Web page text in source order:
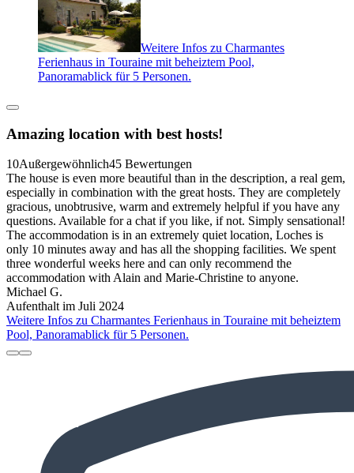
Weitere Infos zu Charmantes
Ferienhaus in Touraine mit beheiztem Pool,
Panoramablick für 5 Personen.
Amazing location with best hosts!
10Außergewöhnlich45 Bewertungen
The house is even more beautiful than in the description, a real gem,
especially in combination with the great hosts. They are completely
gracious, unobtrusive, warm and extremely helpful if you have any
questions. Available for a chat if you like, if not. Simply sensational!
The accommodation is in an extremely quiet location, Loches is
only 10 minutes away and has all the shopping facilities. We spent
three wonderful weeks here and can only recommend the
accommodation with Alain and Marie-Christine to anyone.
Michael G.
Aufenthalt im Juli 2024
Weitere Infos zu Charmantes Ferienhaus in Touraine mit beheiztem
Pool, Panoramablick für 5 Personen.